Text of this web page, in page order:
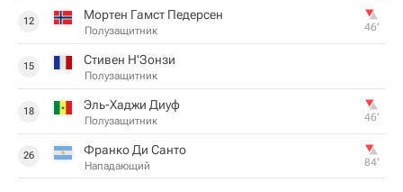
12 Мортен Гамст Педерсен
Полузащитник 46‎’‎
15 Стивен Н'Зонзи
Полузащитник
18 Эль-Хаджи Диуф
Полузащитник 46‎’‎
26 Франко Ди Санто
Нападающий 84‎’‎